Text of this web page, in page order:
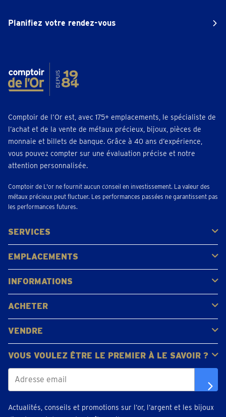
Planifiez votre rendez-vous
Comptoir de l’Or est, avec 175+ emplacements, le spécialiste de
l’achat et de la vente de métaux précieux, bijoux, pièces de
monnaie et billets de banque. Grâce à 40 ans d’expérience,
vous pouvez compter sur une évaluation précise et notre
attention personnalisée.
Comptoir de L'or ne fournit aucun conseil en investissement. La valeur des
métaux précieux peut fluctuer. Les performances passées ne garantissent pas
les performances futures.
SERVICES
Acheter
Vendre
Vente aux enchères
EMPLACEMENTS
Gerpinnes
Liège
Namur
Waterloo
Woluwe-Saint-Lambert
Voir tous les emplacements
INFORMATIONS
FAQ
Avis clients
ACHETER
Acheter de l'or
Acheter des pièces
Acheter de l'argent
VENDRE
Bijoux en or
Pièces d'or
Lingots d'or
VOUS VOULEZ ÊTRE LE PREMIER À LE SAVOIR ?
Actualités, conseils et promotions sur l’or, l’argent et les bijoux